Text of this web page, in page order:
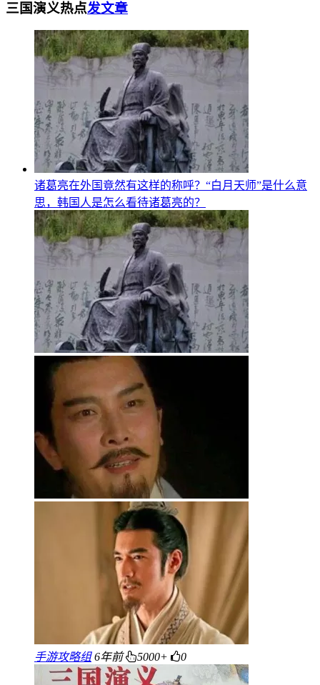
三国演义热点发文章
诸葛亮在外国竟然有这样的称呼？“白月天师”是什么意
思，韩国人是怎么看待诸葛亮的？
手游攻略组 6年前 5000+ 0